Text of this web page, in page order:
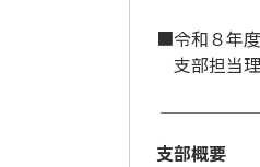
■令和８年
支部担当
支部概要